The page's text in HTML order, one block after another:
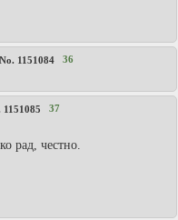
No. 1151084 36
1151085 37
рад, честно.